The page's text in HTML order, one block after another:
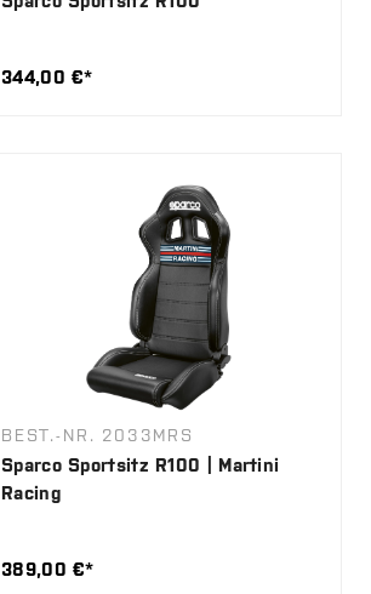
344,00 €*
BEST.-NR. 2033MRS
Sparco Sportsitz R100 | Martini
Racing
389,00 €*